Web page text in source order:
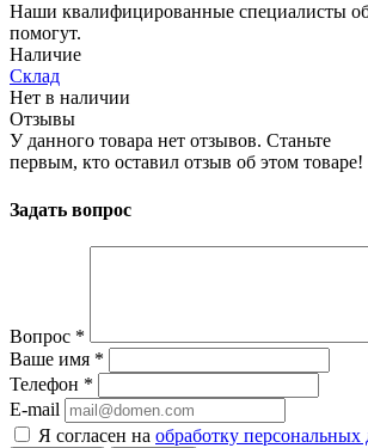
Наши квалифицированные специалисты
помогут.
Наличие
Склад
Нет в наличии
Отзывы
У данного товара нет отзывов. Станьте
первым, кто оставил отзыв об этом товаре!
Задать вопрос
Вопрос *
Ваше имя *
Телефон *
E-mail
Я согласен на обработку